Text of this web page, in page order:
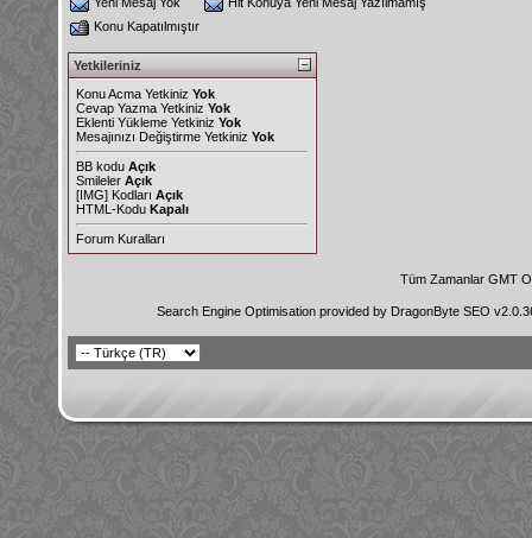
Konu Kapatılmıştır
Yetkileriniz
Konu Acma Yetkiniz Yok
Cevap Yazma Yetkiniz Yok
Eklenti Yükleme Yetkiniz Yok
Mesajınızı Değiştirme Yetkiniz Yok
BB kodu Açık
Smileler Açık
[IMG] Kodları Açık
HTML-Kodu Kapalı
Forum Kuralları
Tüm Zamanlar GMT
Search Engine Optimisation provided by DragonByte SEO